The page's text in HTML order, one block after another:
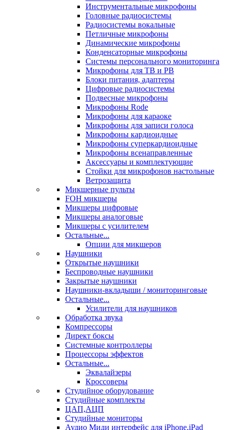
Инструментальные микрофоны
Головные радиосистемы
Радиосистемы вокальные
Петличные микрофоны
Динамические микрофоны
Конденсаторные микрофоны
Системы персонального мониторинга
Микрофоны для ТВ и РВ
Блоки питания, адаптеры
Цифровые радиосистемы
Подвесные микрофоны
Микрофоны Rode
Микрофоны для караоке
Микрофоны для записи голоса
Микрофоны кардиоидные
Микрофоны суперкардиоидные
Микрофоны всенаправленные
Аксессуары и комплектующие
Стойки для микрофонов настольные
Ветрозащита
Микшерные пульты
FOH микшеры
Микшеры цифровые
Микшеры аналоговые
Микшеры с усилителем
Остальные...
Опции для микшеров
Наушники
Открытые наушники
Беспроводные наушники
Закрытые наушники
Наушники-вкладыши / мониторинговые
Остальные...
Усилители для наушников
Обработка звука
Компрессоры
Директ боксы
Системные контроллеры
Процессоры эффектов
Остальные...
Эквалайзеры
Кроссоверы
Студийное оборудование
Студийные комплекты
ЦАП,АЦП
Студийные мониторы
Аудио Миди интерфейс для iPhone,iPad